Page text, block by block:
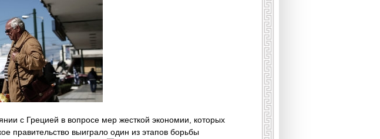
с Грецией в вопросе мер жесткой экономии, которых
правительство выиграло один из этапов борьбы